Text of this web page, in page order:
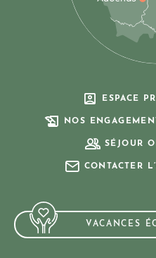
ESPACE
NOS
SÉJOUR
CONTACTER
VACANCES